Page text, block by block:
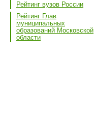
Рейтинг вузов России
Рейтинг Глав
муниципальных
образований Московской
области